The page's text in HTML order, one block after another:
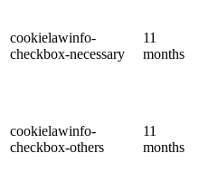
cookielawinfo-
checkbox-necessary
11
months
cookielawinfo-
checkbox-others
11
months